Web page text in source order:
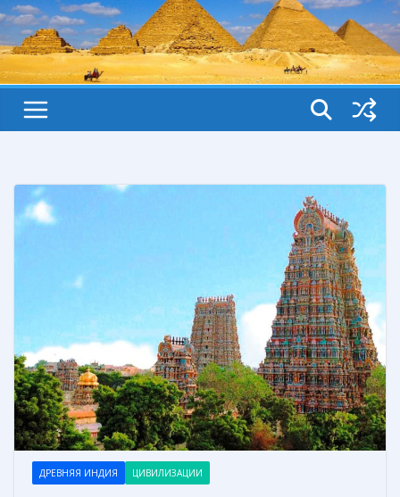
ДРЕВНЯЯ ИНДИЯ ЦИВИЛИЗАЦИИ